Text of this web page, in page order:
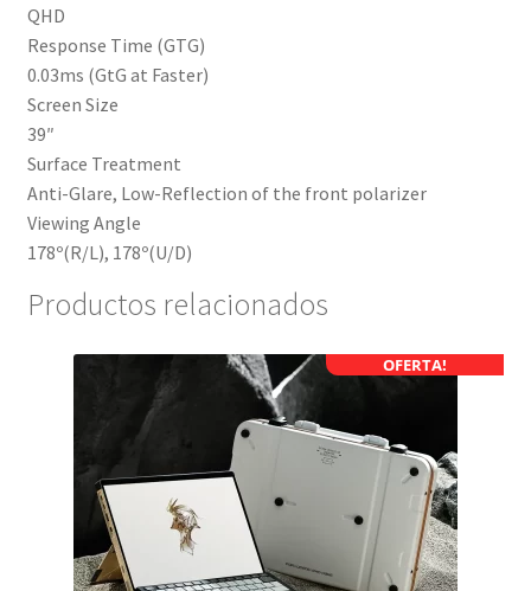
QHD
Response Time (GTG)
0.03ms (GtG at Faster)
Screen Size
39″
Surface Treatment
Anti-Glare, Low-Reflection of the front polarizer
Viewing Angle
178º(R/L), 178º(U/D)
Productos relacionados
OFERTA!